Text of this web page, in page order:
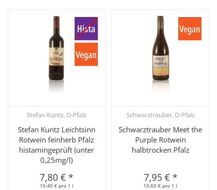
Stefan Kuntz, D-Pfalz
Stefan Kuntz Leichtsinn
Rotwein feinherb Pfalz
histamingeprüft (unter
0,25mg/l)
7,80 € *
10,40 € pro 1 l
Schwarztrauber, D-Pfalz
Schwarztrauber Meet the
Purple Rotwein
halbtrocken Pfalz
7,95 € *
10,60 € pro 1 l